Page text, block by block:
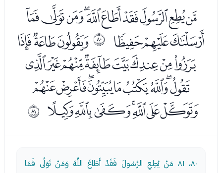
ﭑﭒﭓﭔﭕﭖﭗﭘﭙﭚ
ﭛﭜﭝ ﱏﭟﭠﭡ
ﭢﭣﭤﭥﭦﭧﭨﭩ
ﭪﭫﭬﭭﭮﭯﭰﭱﭲ
ﭳﭴﭵﭶﭷﭸﭹ ﱐ
٨٠، ٨١
مَنْ يُطِعِ الرَّسُولَ فَقَدْ أَطَاعَ اللَّهَ وَمَنْ تَوَلَّى فَمَا